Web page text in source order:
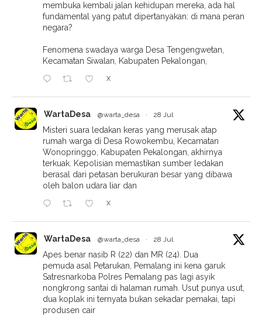
membuka kembali jalan kehidupan mereka, ada hal
fundamental yang patut dipertanyakan: di mana peran
negara?
Fenomena swadaya warga Desa Tengengwetan,
Kecamatan Siwalan, Kabupaten Pekalongan,
X
WartaDesa @warta_desa · 28 Jul
Misteri suara ledakan keras yang merusak atap
rumah warga di Desa Rowokembu, Kecamatan
Wonopringgo, Kabupaten Pekalongan, akhirnya
terkuak. Kepolisian memastikan sumber ledakan
berasal dari petasan berukuran besar yang dibawa
oleh balon udara liar dan
X
WartaDesa @warta_desa · 28 Jul
Apes benar nasib R (22) dan MR (24). Dua
pemuda asal Petarukan, Pemalang ini kena garuk
Satresnarkoba Polres Pemalang pas lagi asyik
nongkrong santai di halaman rumah. Usut punya usut,
dua koplak ini ternyata bukan sekadar pemakai, tapi
produsen cair